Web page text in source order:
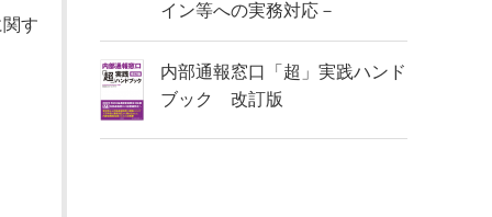
す
イン等への実務対応－
内部通報窓口「超」実践ハンド
ブック 改訂版